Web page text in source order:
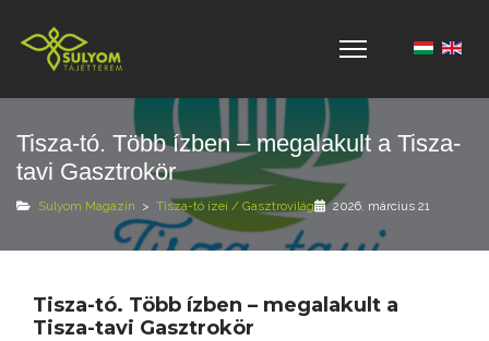
Tisza-tó. Több ízben – megalakult a Tisza-
tavi Gasztrokör
Sulyom Magazin > Tisza-tó ízei / Gasztrovilág 2026. március 21
Tisza-tó. Több ízben – megalakult a
Tisza-tavi Gasztrokör